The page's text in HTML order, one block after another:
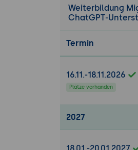
Weiterbildung
ChatGPT-
Termin
16.11.-18.11.2026
Plätze vorhanden
2027